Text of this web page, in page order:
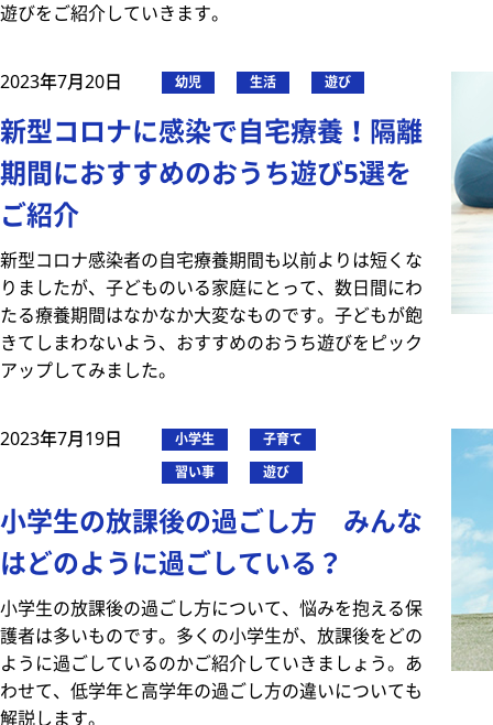
遊びをご紹介していきます。
2023年7月20日 幼児 生活 遊び
新型コロナに感染で自宅療養！隔離
期間におすすめのおうち遊び5選を
ご紹介
新型コロナ感染者の自宅療養期間も以前よりは短くな
りましたが、子どものいる家庭にとって、数日間にわ
たる療養期間はなかなか大変なものです。子どもが飽
きてしまわないよう、おすすめのおうち遊びをピック
アップしてみました。
2023年7月19日 小学生
子育て
習い事
遊び
小学生の放課後の過ごし方 みんな
はどのように過ごしている？
小学生の放課後の過ごし方について、悩みを抱える保
護者は多いものです。多くの小学生が、放課後をどの
ように過ごしているのかご紹介していきましょう。あ
わせて、低学年と高学年の過ごし方の違いについても
解説します。